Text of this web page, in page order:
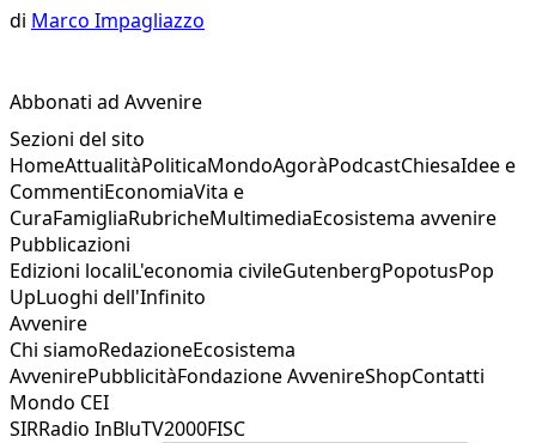
di Marco Impagliazzo
Abbonati ad Avvenire
Sezioni del sito
HomeAttualitàPoliticaMondoAgoràPodcastChiesaIdee e
CommentiEconomiaVita e
CuraFamigliaRubricheMultimediaEcosistema avvenire
Pubblicazioni
Edizioni localiL'economia civileGutenbergPopotusPop
UpLuoghi dell'Infinito
Avvenire
Chi siamoRedazioneEcosistema
AvvenirePubblicitàFondazione AvvenireShopContatti
Mondo CEI
SIRRadio InBluTV2000FISC